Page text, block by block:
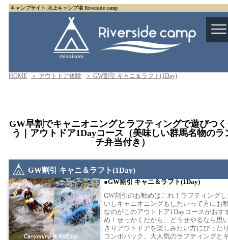
キャンプサイト 水上キャンプ場 Riverside camp
HOME ＞ アウトドア体験 ＞ GW割引 キャニ＆ラフト(1Day)
GW早割でキャニオニングとラフティングで遊びつ
う｜アウトドア1Dayコース（美味しい群馬名物のラ
チ弁当付き）
GW割引 キャニ＆ラフト(1Day)
GW割引 キャニ＆ラフト(1Day)
GW割引のお勧めはこれ！ラフティング
いしキャニオニングもしたいって方にお
なのがこのアウトドア1Dayコースがおす
め！せっかくだから、どうせやるなら思
きりアウトドアを楽しみたい方にぴった
コンボパック、大人気のラフティングと